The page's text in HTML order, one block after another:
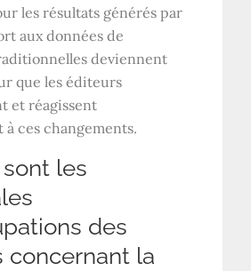
les résultats générés par
aux données de
deviennent
que les éditeurs
et réagissent
ces changements.
les
des
concernant la